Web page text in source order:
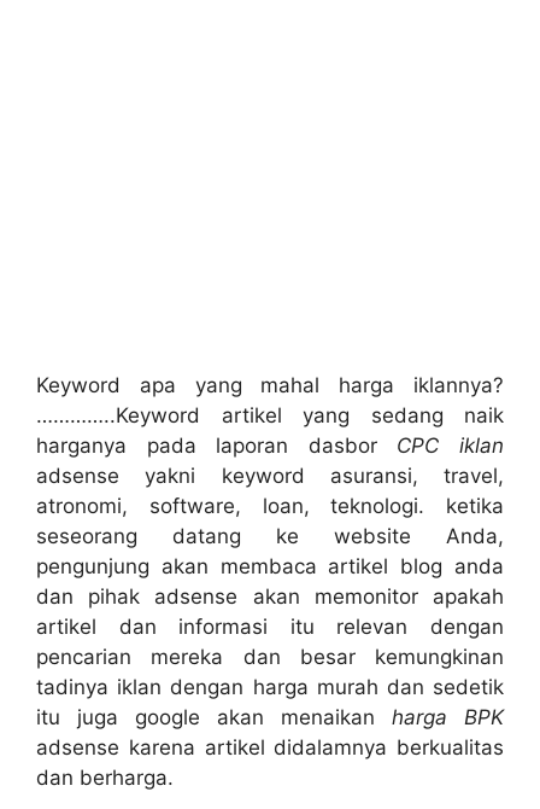
Keyword apa yang mahal harga iklannya?
…………..Keyword artikel yang sedang naik
harganya pada laporan dasbor CPC iklan
adsense yakni keyword asuransi, travel,
atronomi, software, loan, teknologi. ketika
seseorang datang ke website Anda,
pengunjung akan membaca artikel blog anda
dan pihak adsense akan memonitor apakah
artikel dan informasi itu relevan dengan
pencarian mereka dan besar kemungkinan
tadinya iklan dengan harga murah dan sedetik
itu juga google akan menaikan harga BPK
adsense karena artikel didalamnya berkualitas
dan berharga.